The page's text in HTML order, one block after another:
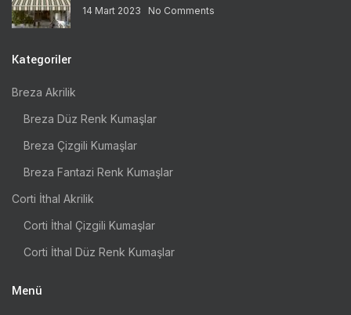
14 Mart 2023 No Comments
Kategoriler
Breza Akrilik
Breza Düz Renk Kumaşlar
Breza Çizgili Kumaşlar
Breza Fantazi Renk Kumaşlar
Corti İthal Akrilik
Corti İthal Çizgili Kumaşlar
Corti İthal Düz Renk Kumaşlar
Menü